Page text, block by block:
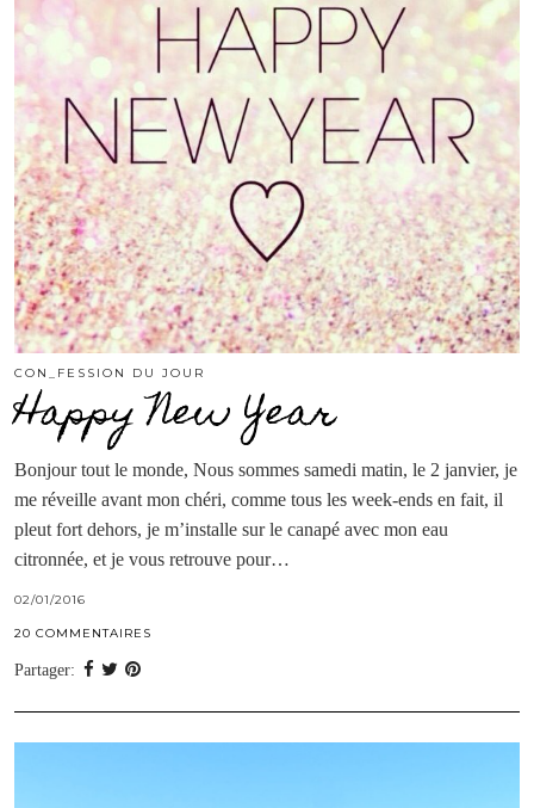
CON_FESSION DU JOUR
Happy New Year
Bonjour tout le monde, Nous sommes samedi matin, le 2 janvier, je
me réveille avant mon chéri, comme tous les week-ends en fait, il
pleut fort dehors, je m’installe sur le canapé avec mon eau
citronnée, et je vous retrouve pour…
02/01/2016
20 COMMENTAIRES
Partager: